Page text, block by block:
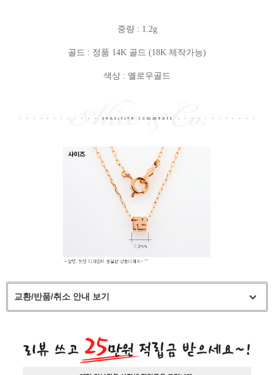
중량 : 1.2g
골드 : 정품 14K 골드 (18K 제작가능)
색상 : 옐로우골드
교환/반품/취소 안내 보기